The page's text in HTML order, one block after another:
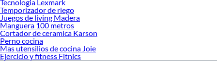
Tecnologia Lexmark
Temporizador de riego
Juegos de living Madera
Manguera 100 metros
Cortador de ceramica Karson
Perno cocina
Mas utensilios de cocina Joie
Ejercicio y fitness Fitnics